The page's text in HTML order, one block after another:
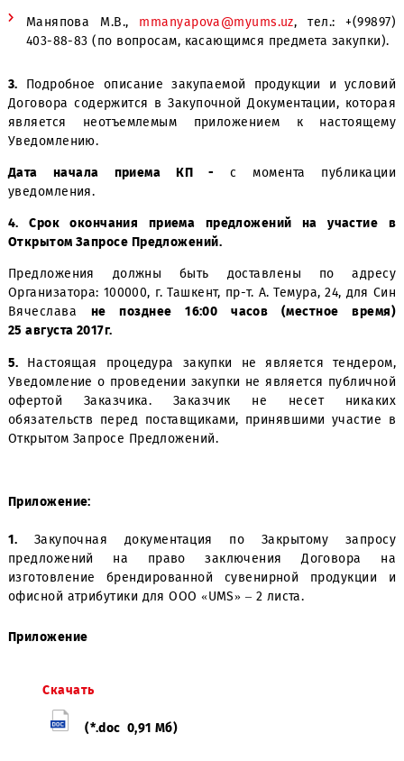
Син Вячеслав,vsin@myums.uz, +(99897) 403-
Маняпова М.В., mmanyapova@myums.uz, тел.:
403-88-83 (по вопросам, касающимся предмета
3.Подробное описание закупаемой продукции и
Договора содержится в Закупочной Документации,
Уведомлению.
Дата начала приема КП -с момента
уведомления.
4. Срок окончания приема предложений на
Предложения должны быть доставлены по
Организатора: 100000, г. Ташкент, пр-т. А. Темура, 24,
Вячеслава не позднее 16:00 часов (местное
25 августа 2017г.
Уведомление о проведении закупки не является
обязательств перед поставщиками, принявшими
Открытом Запросе Предложений.
Приложение:
предложений на право заключения
изготовление брендированной сувенирной
офисной атрибутики для ООО «UMS» – 2 листа.